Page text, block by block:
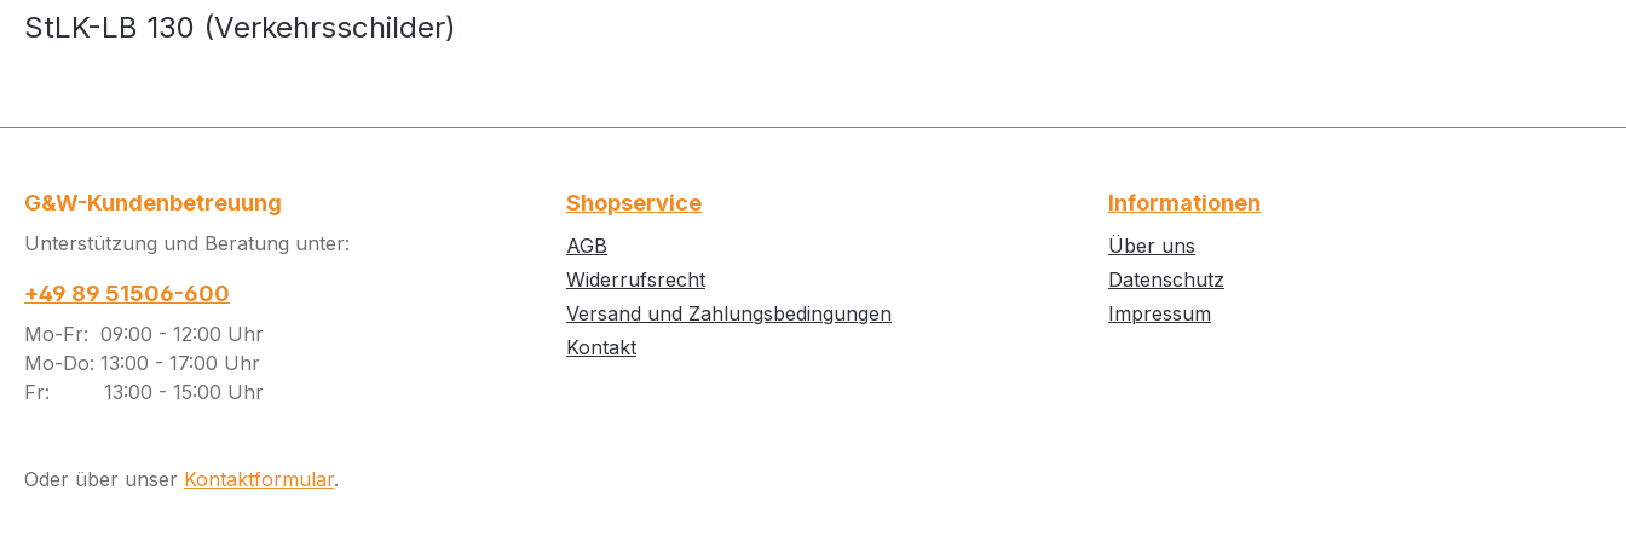
StLK-LB 130 (Verkehrsschilder)
G&W-Kundenbetreuung
Unterstützung und Beratung unter:
+49 89 51506-600
Mo-Fr: 09:00 - 12:00 Uhr
Mo-Do: 13:00 - 17:00 Uhr
Fr: 13:00 - 15:00 Uhr
Oder über unser Kontaktformular.
Shopservice
AGB
Widerrufsrecht
Versand und Zahlungsbedingungen
Kontakt
Informationen
Über uns
Datenschutz
Impressum